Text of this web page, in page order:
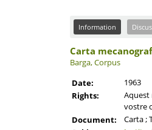
Information
Carta
Barga, Corpus
Date:
1963
Rights:
Aquest
vostre
Document:
Carta ;